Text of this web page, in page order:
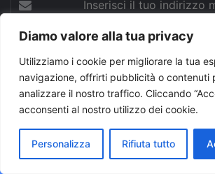
Diamo valore alla tua privacy
Utilizziamo i cookie per migliorare la tua
navigazione, offrirti pubblicità o contenuti
analizzare il nostro traffico. Cliccando
acconsenti al nostro utilizzo dei cookie.
Personalizza Rifiuta tutto
il
indirizzo
mail
© Copyright 2026, Tutti i diritti riservati |
Pugliapress - Quotidiano online editore
riuniti registrato presso il tribunale di